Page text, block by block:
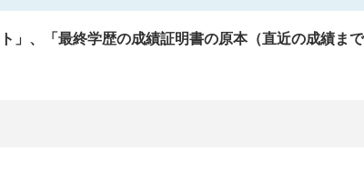
」、「最終学歴の成績証明書の原本（直近の成績ま